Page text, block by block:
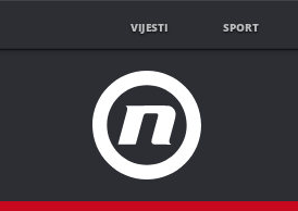
VIJESTI SPORT